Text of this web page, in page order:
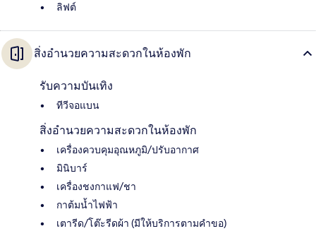
ลิฟต์
สิ่งอำนวยความสะดวกในห้องพัก
รับความบันเทิง
ทีวีจอแบน
สิ่งอำนวยความสะดวกในห้องพัก
เครื่องควบคุมอุณหภูมิ/ปรับอากาศ
มินิบาร์
เครื่องชงกาแฟ/ชา
กาต้มน้ำไฟฟ้า
เตารีด/โต๊ะรีดผ้า (มีให้บริการตามคำขอ)